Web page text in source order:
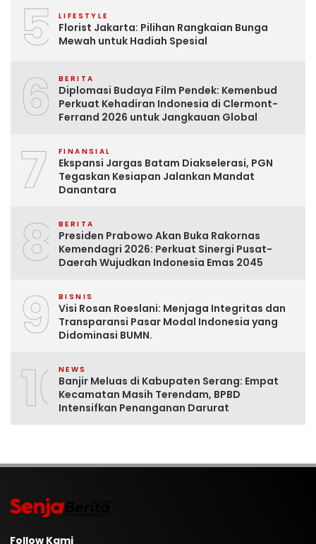
5 LIFESTYLE
Florist Jakarta: Pilihan Rangkaian Bunga
Mewah untuk Hadiah Spesial
6 BERITA
Diplomasi Budaya Film Pendek: Kemenbud
Perkuat Kehadiran Indonesia di Clermont-
Ferrand 2026 untuk Jangkauan Global
7 FINANSIAL
Ekspansi Jargas Batam Diakselerasi, PGN
Tegaskan Kesiapan Jalankan Mandat
Danantara
8 BERITA
Presiden Prabowo Akan Buka Rakornas
Kemendagri 2026: Perkuat Sinergi Pusat-
Daerah Wujudkan Indonesia Emas 2045
9 BISNIS
Visi Rosan Roeslani: Menjaga Integritas dan
Transparansi Pasar Modal Indonesia yang
Didominasi BUMN.
10NEWS
Banjir Meluas di Kabupaten Serang: Empat
Kecamatan Masih Terendam, BPBD
Intensifkan Penanganan Darurat
Follow Kami